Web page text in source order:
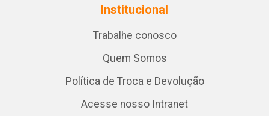
Institucional
Trabalhe conosco
Quem Somos
Política de Troca e Devolução
Acesse nosso Intranet